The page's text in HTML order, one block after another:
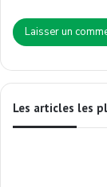
Les articles les